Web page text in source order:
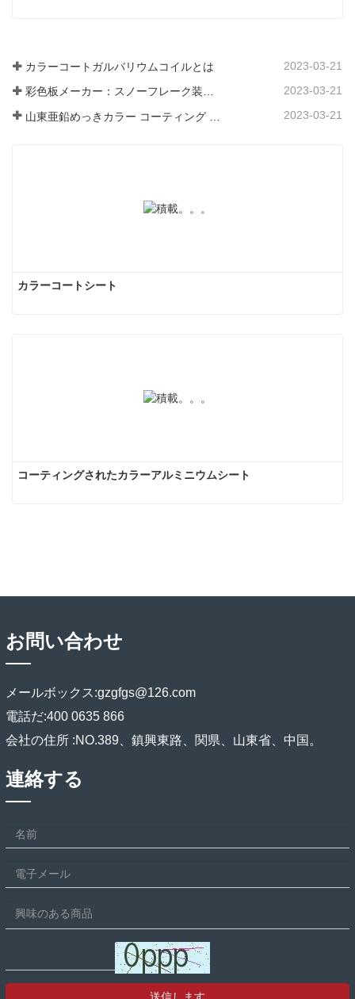
カラーコートガルバリウムコイルとは 2023-03-21
彩色板メーカー：スノーフレーク装飾用彩色板を正しく製造ラインから送り出す 2023-03-21
2023-03-21
カラーコートシート
コーティングされたカラーアルミニウムシート
お問い合わせ
メールボックス:gzgfgs@126.com
電話だ:400 0635 866
会社の住所 :NO.389、鎮興東路、関県、山東省、中国。
連絡する